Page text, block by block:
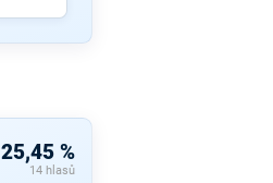
25,45 %
14 hlasů